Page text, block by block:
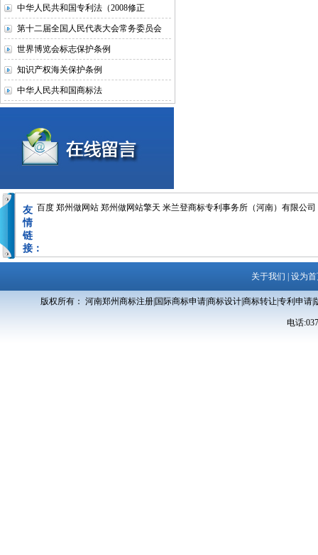
中华人民共和国专利法（2008修正
第十二届全国人民代表大会常务委员会
世界博览会标志保护条例
知识产权海关保护条例
中华人民共和国商标法
友
情
链
接：
百度 郑州做网站 郑州做网站擎天 米兰登商标专利事务所（河南）有限公司
关于我们 设为
版权所有： 河南郑州商标注册|国际商标申请|商标设计|商标转让|专利申
电话